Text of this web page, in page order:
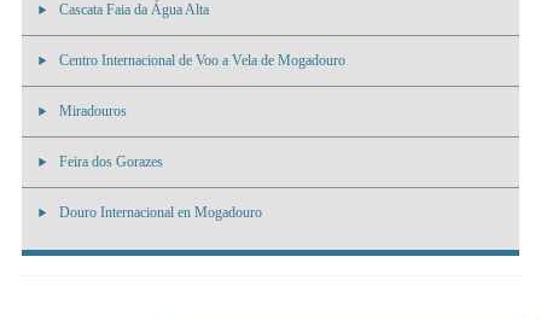
Cascata Faia da Água Alta
Centro Internacional de Voo a Vela de Mogadouro
Miradouros
Feira dos Gorazes
Douro Internacional en Mogadouro